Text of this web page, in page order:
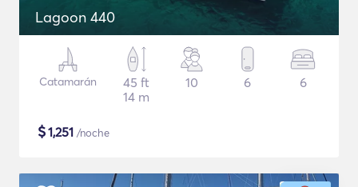
Lagoon 440
Catamarán
45 ft
14 m
10 6 6
$1,251 /noche